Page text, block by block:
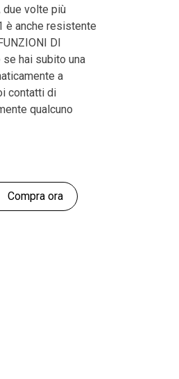
due volte più
è anche resistente
DI
hai subito una
a
contatti di
qualcuno
Compra ora